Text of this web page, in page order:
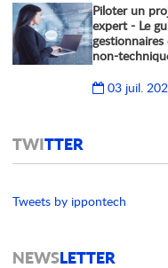
Piloter un
expert - Le
non-
03 juil.
TWITTER
Tweets by ippontech
NEWSLETTER